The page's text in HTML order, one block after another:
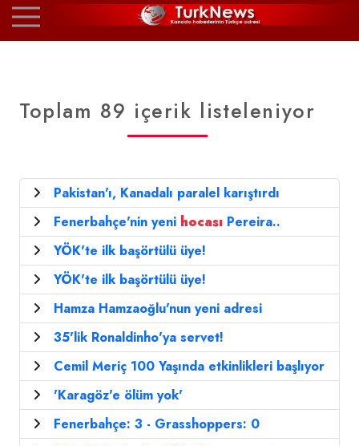
Toplam 89 içerik listeleniyor
Pakistan'ı, Kanadalı paralel karıştırdı
Fenerbahçe'nin yeni hocası Pereira..
YÖK'te ilk başörtülü üye!
YÖK'te ilk başörtülü üye!
Hamza Hamzaoğlu'nun yeni adresi
35'lik Ronaldinho'ya servet!
Cemil Meriç 100 Yaşında etkinlikleri başlıyor
'Karagöz'e ölüm yok'
Fenerbahçe: 3 - Grasshoppers: 0